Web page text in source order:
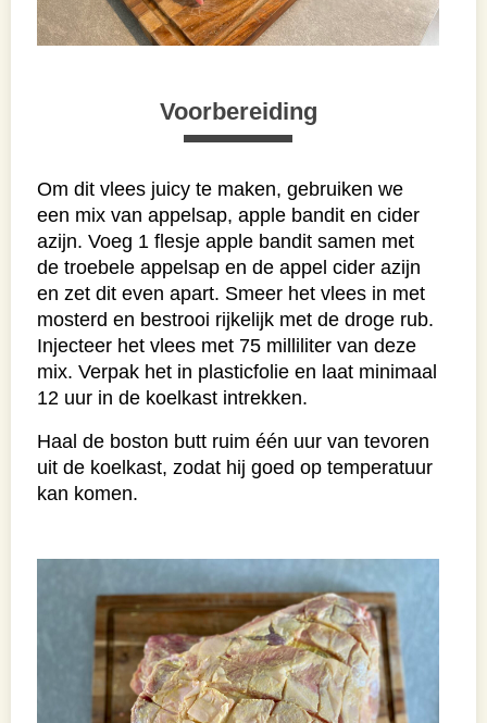
Voorbereiding
Om dit vlees juicy te maken, gebruiken we
een mix van appelsap, apple bandit en cider
azijn. Voeg 1 flesje apple bandit samen met
de troebele appelsap en de appel cider azijn
en zet dit even apart. Smeer het vlees in met
mosterd en bestrooi rijkelijk met de droge rub.
Injecteer het vlees met 75 milliliter van deze
mix. Verpak het in plasticfolie en laat minimaal
12 uur in de koelkast intrekken.
Haal de boston butt ruim één uur van tevoren
uit de koelkast, zodat hij goed op temperatuur
kan komen.